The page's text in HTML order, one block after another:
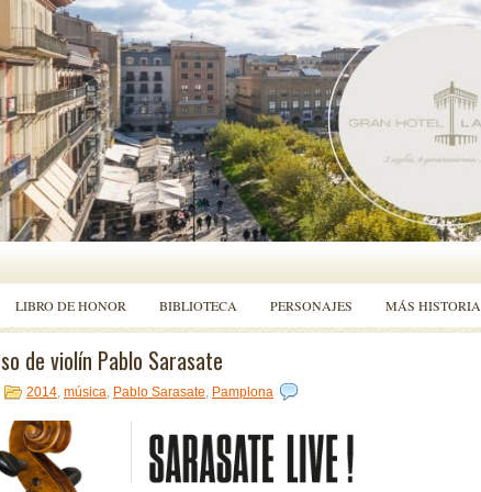
LIBRO DE HONOR BIBLIOTECA PERSONAJES MÁS HISTORIA
de violín Pablo Sarasate
2014, música, Pablo Sarasate, Pamplona